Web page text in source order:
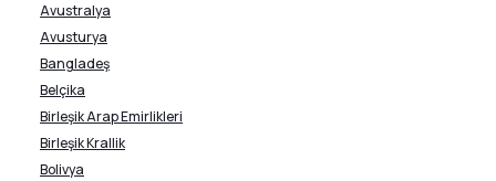
Avustralya
Avusturya
Bangladeş
Belçika
Birleşik Arap Emirlikleri
Birleşik Krallik
Bolivya